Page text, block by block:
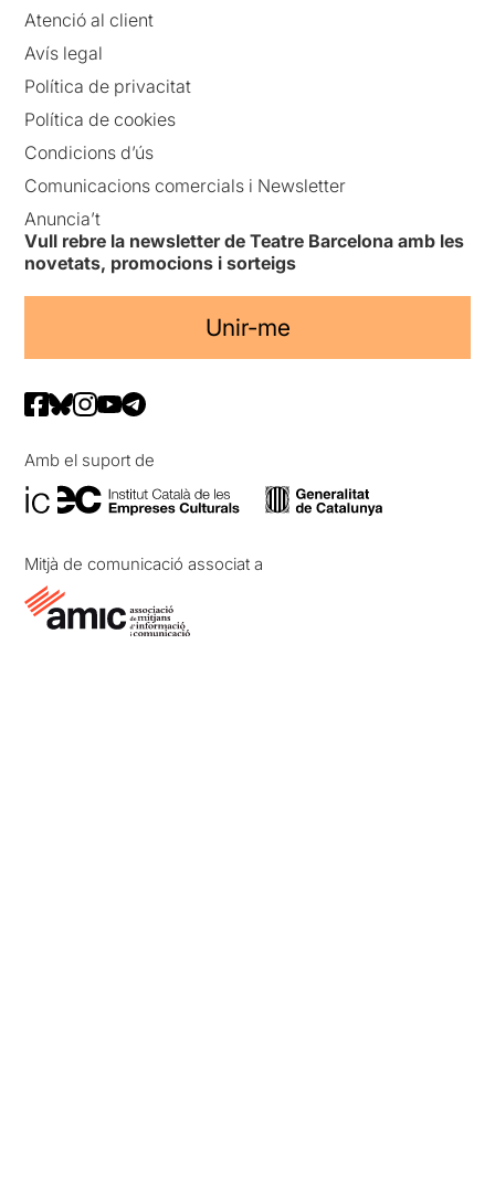
Atenció al client
Avís legal
Política de privacitat
Política de cookies
Condicions d’ús
Comunicacions comercials i Newsletter
Anuncia’t
Vull rebre la newsletter de Teatre Barcelona amb les
novetats, promocions i sorteigs
Unir-me
Amb el suport de
Mitjà de comunicació associat a